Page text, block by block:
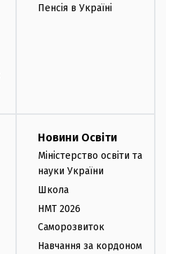
Пенсія в Україні
Новини Освіти
Міністерство освіти та
науки України
Школа
НМТ 2026
Саморозвиток
Навчання за кордоном